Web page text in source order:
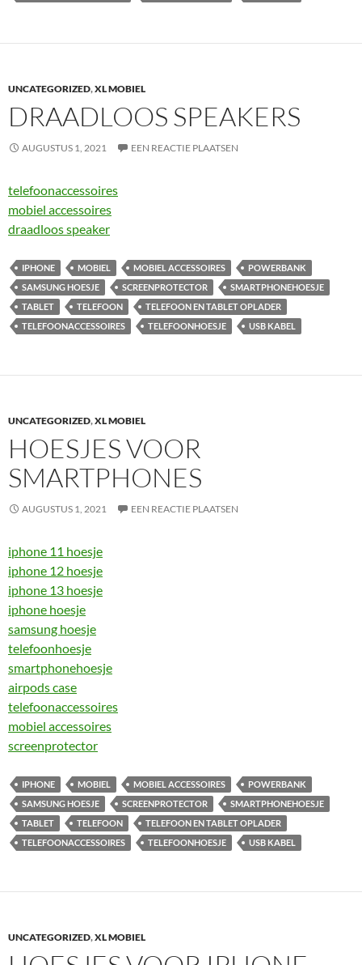
UNCATEGORIZED,XL MOBIEL
DRAADLOOS SPEAKERS
AUGUSTUS 1, 2021 EEN REACTIE PLAATSEN
telefoonaccessoires
mobiel accessoires
draadloos speaker
IPHONE MOBIEL MOBIEL ACCESSOIRES
POWERBANK
SAMSUNG HOESJE
SCREENPROTECTOR
SMARTPHONEHOESJE
TABLET
TELEFOON
TELEFOON EN TABLET OPLADER
TELEFOONACCESSOIRES
TELEFOONHOESJE USB KABEL
UNCATEGORIZED,XL MOBIEL
HOESJES VOOR
SMARTPHONES
AUGUSTUS 1, 2021 EEN REACTIE PLAATSEN
iphone 11 hoesje
iphone 12 hoesje
iphone 13 hoesje
iphone hoesje
samsung hoesje
telefoonhoesje
smartphonehoesje
airpods case
telefoonaccessoires
mobiel accessoires
screenprotector
IPHONE MOBIEL MOBIEL ACCESSOIRES
POWERBANK
SAMSUNG HOESJE
SCREENPROTECTOR
SMARTPHONEHOESJE
TABLET
TELEFOON
TELEFOON EN TABLET OPLADER
TELEFOONACCESSOIRES
TELEFOONHOESJE USB KABEL
UNCATEGORIZED,XL MOBIEL